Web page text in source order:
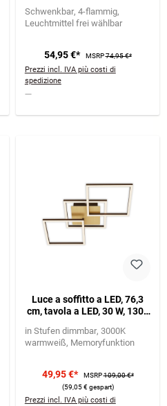
Schwenkbar 4-flammig
Leuchtmittel frei wählbar
54,95 €* MSRP74,95 €*
Prezzi incl. IVA più costi di
spedizione
Luce a soffitto a LED, 76,3
cm, tavola a LED, 30 W, 1300
in Stufen dimmbar 3000K
warmweiß Memoryfunktion
49,95 €* MSRP109,00 €*
(59,05 € gespart)
Prezzi incl. IVA più costi di